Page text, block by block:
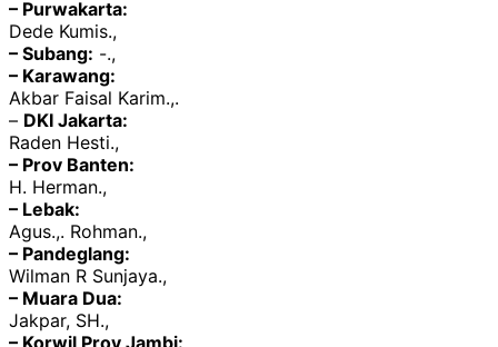
– Purwakarta:
Dede Kumis.,
– Subang: -.,
– Karawang:
Akbar Faisal Karim.,.
– DKI Jakarta:
Raden Hesti.,
– Prov Banten:
H. Herman.,
– Lebak:
Agus.,. Rohman.,
– Pandeglang:
Wilman R Sunjaya.,
– Muara Dua:
Jakpar, SH.,